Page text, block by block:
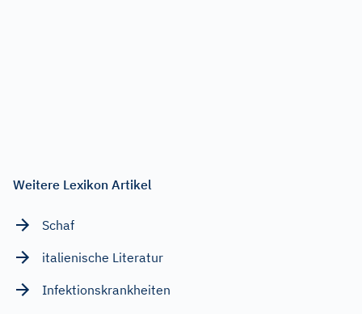
Weitere Lexikon Artikel
Schaf
italienische Literatur
Infektionskrankheiten